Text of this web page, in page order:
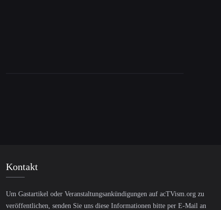
Kontakt
Um Gastartikel oder Veranstaltungsankündigungen auf acTVism.org zu
veröffentlichen, senden Sie uns diese Informationen bitte per E-Mail an